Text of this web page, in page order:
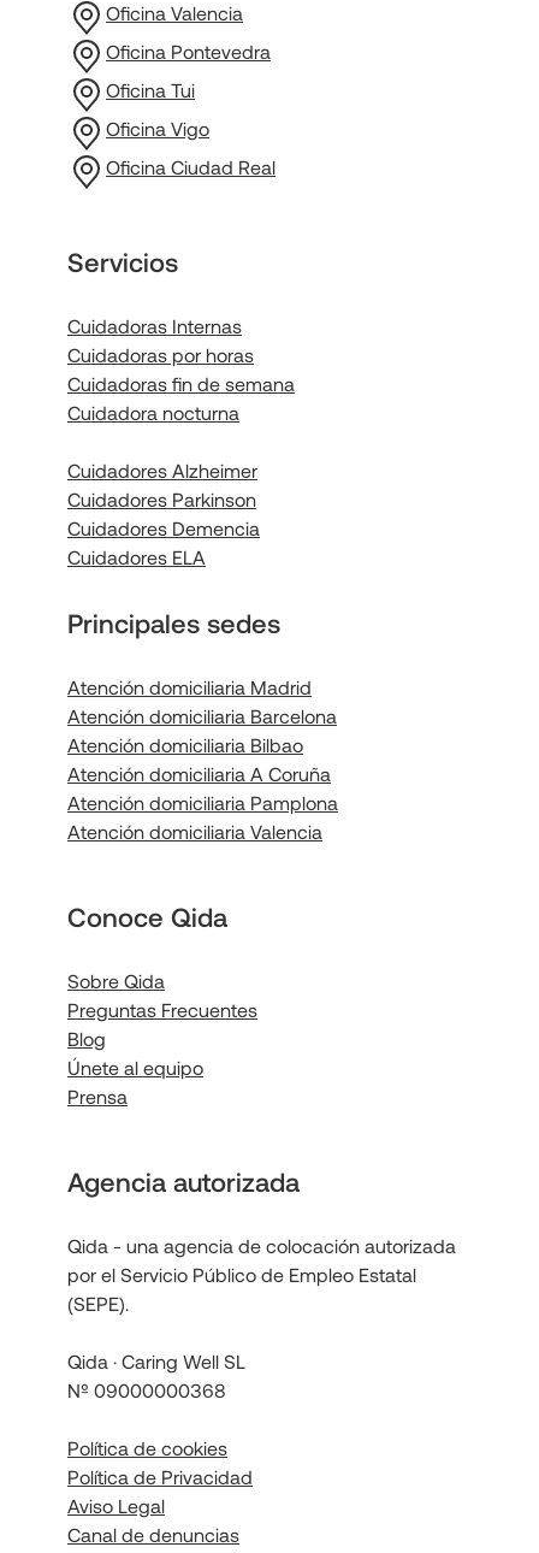
Oficina Valencia
Oficina Pontevedra
Oficina Tui
Oficina Vigo
Oficina Ciudad Real
Servicios
Cuidadoras Internas
Cuidadoras por horas
Cuidadoras fin de semana
Cuidadora nocturna
Cuidadores Alzheimer
Cuidadores Parkinson
Cuidadores Demencia
Cuidadores ELA
Principales sedes
Atención domiciliaria Madrid
Atención domiciliaria Barcelona
Atención domiciliaria Bilbao
Atención domiciliaria A Coruña
Atención domiciliaria Pamplona
Atención domiciliaria Valencia
Conoce Qida
Sobre Qida
Preguntas Frecuentes
Blog
Únete al equipo
Prensa
Agencia autorizada
Qida - una agencia de colocación autorizada
por el Servicio Público de Empleo Estatal
(SEPE).
Qida · Caring Well SL
Nº 09000000368
Política de cookies
Política de Privacidad
Aviso Legal
Canal de denuncias